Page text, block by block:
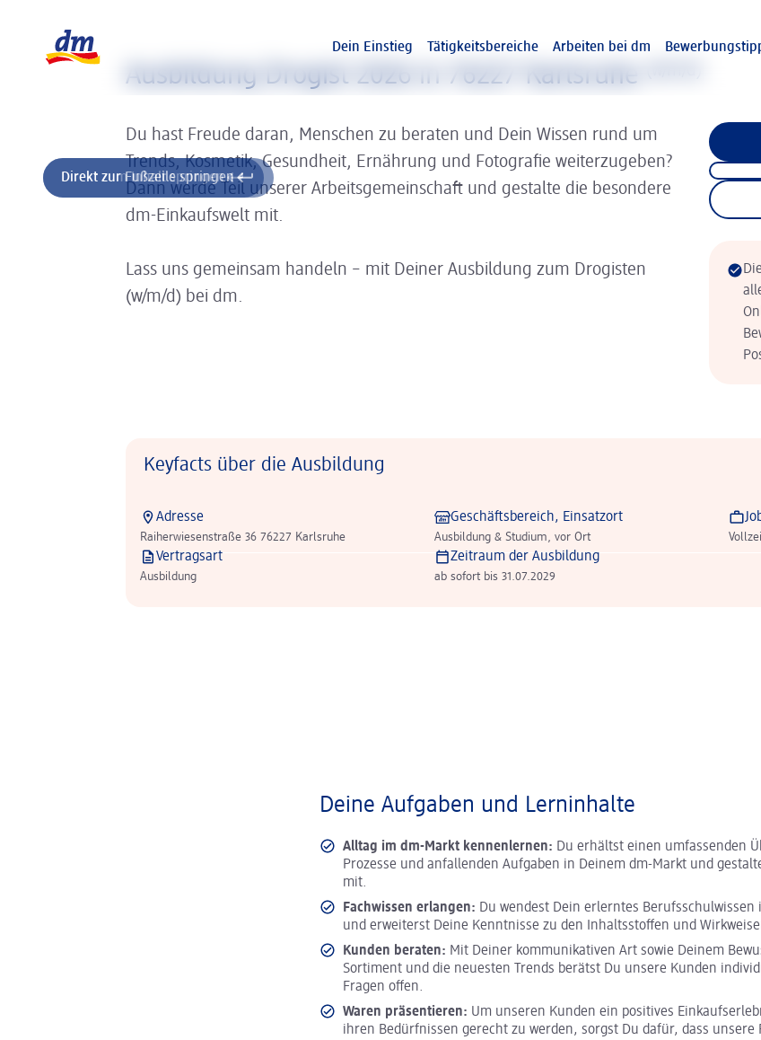
Direkt zum Inhalt springen
Direkt zur Fußzeile springen
Dein Einstieg
Tätigkeitsbereiche Arbeiten bei dm
Ausbildung Drogist 2026 in 76227 Karlsruhe
Du hast Freude daran, Menschen zu beraten und Dein Wissen rund um
Trends, Kosmetik, Gesundheit, Ernährung und Fotografie weiterzugeben?
Dann werde Teil unserer Arbeitsgemeinschaft und gestalte die besondere
dm-Einkaufswelt mit.
Lass uns gemeinsam handeln – mit Deiner Ausbildung zum Drogisten
(w/m/d) bei dm.
Keyfacts über die Ausbildung
Adresse
Raiherwiesenstraße 36 76227 Karlsruhe
Geschäftsbereich, Einsatzort
Ausbildung & Studium, vor Ort
Vertragsart
Ausbildung
Zeitraum der Ausbildung
ab sofort bis 31.07.2029
Deine Aufgaben und Lerninhalte
Alltag im dm-Markt kennenlernen: Du erhältst einen umfassenden
Prozesse und anfallenden Aufgaben in Deinem dm-Markt und
mit.
Fachwissen erlangen: Du wendest Dein erlerntes Berufsschulwissen
und erweiterst Deine Kenntnisse zu den Inhaltsstoffen und
Kunden beraten: Mit Deiner kommunikativen Art sowie Deinem
Sortiment und die neuesten Trends berätst Du unsere Kunden
Fragen offen.
Waren präsentieren: Um unseren Kunden ein positives
ihren Bedürfnissen gerecht zu werden, sorgst Du dafür, dass unsere